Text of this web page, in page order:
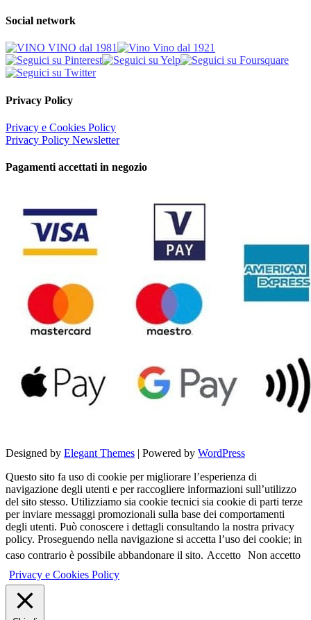
Social network
Privacy Policy
Privacy e Cookies Policy
Privacy Policy Newsletter
Pagamenti accettati in negozio
Designed by Elegant Themes | Powered by WordPress
Questo sito fa uso di cookie per migliorare l’esperienza di
navigazione degli utenti e per raccogliere informazioni sull’utilizzo
del sito stesso. Utilizziamo sia cookie tecnici sia cookie di parti terze
per inviare messaggi promozionali sulla base dei comportamenti
degli utenti. Può conoscere i dettagli consultando la nostra privacy
policy. Proseguendo nella navigazione si accetta l’uso dei cookie; in
caso contrario è possibile abbandonare il sito. Accetto Non accetto
Privacy e Cookies Policy